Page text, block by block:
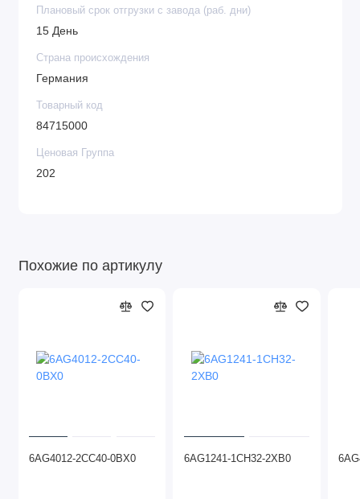
Плановый срок отгрузки с завода (раб. дни)
15 День
Страна происхождения
Германия
Товарный код
84715000
Ценовая Группа
202
Похожие по артикулу
6AG4012-2CC40-0BX0 6AG1241-1CH32-2XB0